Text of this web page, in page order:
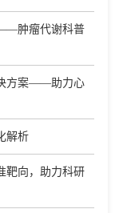
肿瘤代谢科普
方案——助力心
解析
靶向，助力科研